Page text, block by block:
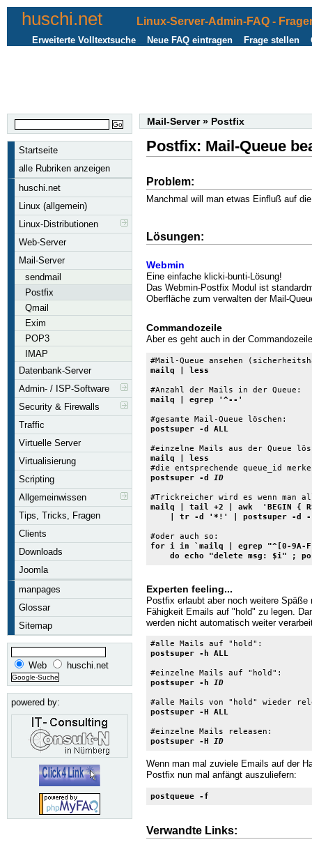
huschi.net Linux-Server-Admin-FAQ -
Frage stellen
Neue FAQ eintragen
Erweiterte Volltextsuche
Startseite
alle Rubriken anzeigen
huschi.net
Linux (allgemein)
Linux-Distributionen
Web-Server
Mail-Server
sendmail
Postfix
Qmail
Exim
POP3
IMAP
Datenbank-Server
Admin- / ISP-Software
Security & Firewalls
Traffic
Virtuelle Server
Virtualisierung
Scripting
Allgemeinwissen
Tips, Tricks, Fragen
Clients
Downloads
Joomla
manpages
Glossar
Sitemap
Web huschi.net
powered by:
Mail-Server» Postfix
Postfix: Mail-Queue
Problem:
Manchmal will man etwas Einfluß auf
Lösungen:
Webmin
Eine einfache klicki-bunti-Lösung!
Das Webmin-Postfix Modul ist
Oberfläche zum verwalten der Mail-
Commandozeile
Aber es geht auch in der
mailq | less
mailq | egrep '^--'
postsuper -d ALL
mailq | less
postsuper -d ID
mailq | tail +2 | awk  'BEGIN {
    | tr -d '*!' | postsuper -d -
for i in `mailq | egrep "^[0-9A-
do echo "delete msg: $i" ;
Experten feeling...
Postfix erlaubt aber noch weitere
Fähigkeit Emails auf "hold" zu legen.
werden nicht automatisch weiter
postsuper -h ALL
postsuper -h ID
postsuper -H ALL
postsuper -H ID
Wenn man mal zuviele Emails auf der
Postfix nun mal anfängt auszuliefern:
postqueue -f
Verwandte Links: